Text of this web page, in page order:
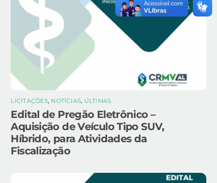
LICITAÇÕES, NOTÍCIAS, ÚLTIMAS
Edital de Pregão Eletrônico –
Aquisição de Veículo Tipo SUV,
Híbrido, para Atividades da
Fiscalização